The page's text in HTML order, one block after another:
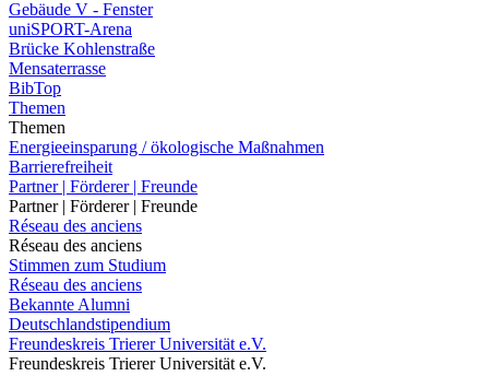
Gebäude V - Fenster
uniSPORT-Arena
Brücke Kohlenstraße
Mensaterrasse
BibTop
Themen
Themen
Energieeinsparung / ökologische Maßnahmen
Barrierefreiheit
Partner | Förderer | Freunde
Partner | Förderer | Freunde
Réseau des anciens
Réseau des anciens
Stimmen zum Studium
Réseau des anciens
Bekannte Alumni
Deutschlandstipendium
Freundeskreis Trierer Universität e.V.
Freundeskreis Trierer Universität e.V.